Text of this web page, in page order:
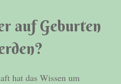
auf Geburten
hat das Wissen um